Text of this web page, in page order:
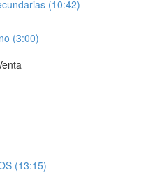
(10:42)
(3:00)
(13:15)